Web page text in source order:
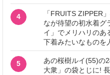
4
「FRUITS ZIPPER
なが待望の初水着グ
イ」でメリハリのあ
下着みたいなものを
5
あの桜樹ルイ(55)の
大衆」の袋とじに!